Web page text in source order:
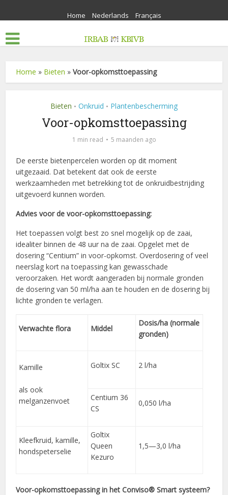
Home Nederlands Français
Home » Bieten »Voor-opkomsttoepassing
Bieten • Onkruid • Plantenbescherming
Voor-opkomsttoepassing
1 min read 5 maanden ago
De eerste bietenpercelen worden op dit moment
uitgezaaid. Dat betekent dat ook de eerste
werkzaamheden met betrekking tot de onkruidbestrijding
uitgevoerd kunnen worden.
Advies voor de voor-opkomsttoepassing:
Het toepassen volgt best zo snel mogelijk op de zaai,
idealiter binnen de 48 uur na de zaai. Opgelet met de
dosering “Centium” in voor-opkomst. Overdosering of veel
neerslag kort na toepassing kan gewasschade
veroorzaken. Het wordt aangeraden bij normale gronden
de dosering van 50 ml/ha aan te houden en de dosering bij
lichte gronden te verlagen.
Verwachte flora Middel
Dosis/ha (normale
gronden)
Kamille
als ook
melganzenvoet
Goltix SC 2 l/ha
Centium 36
CS
0,050 l/ha
Kleefkruid, kamille,
hondspeterselie
Goltix
Queen
Kezuro
1,5—3,0 l/ha
Voor-opkomsttoepassing in het Conviso® Smart systeem?